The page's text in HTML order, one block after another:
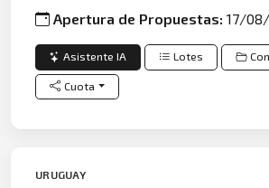
Apertura de Propuestas:17/
Asistente IA Lotes
Cuota
URUGUAY